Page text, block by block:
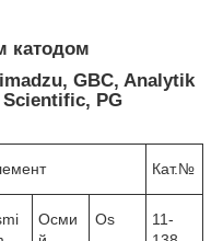
катодом
GBC, Analytik
PG
Кат.№
Осми
Os
11-